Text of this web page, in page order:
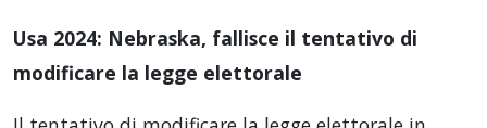
Usa 2024: Nebraska, fallisce il tentativo di
modificare la legge elettorale